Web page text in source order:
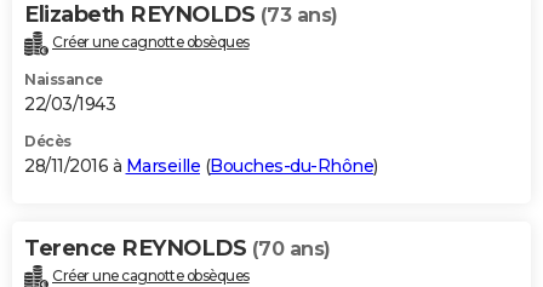
Elizabeth REYNOLDS (73 ans)
Créer une cagnotte obsèques
Naissance
22/03/1943
Décès
28/11/2016 à Marseille (Bouches-du-Rhône)
Terence REYNOLDS (70 ans)
Créer une cagnotte obsèques